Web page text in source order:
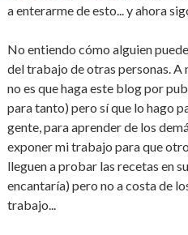
a enterarme de esto... y ahora
No entiendo cómo alguien
del trabajo de otras personas.
no es que haga este blog por
para tanto) pero sí que lo hago
gente, para aprender de los
exponer mi trabajo para que
lleguen a probar las recetas en
encantaría) pero no a costa de
trabajo...